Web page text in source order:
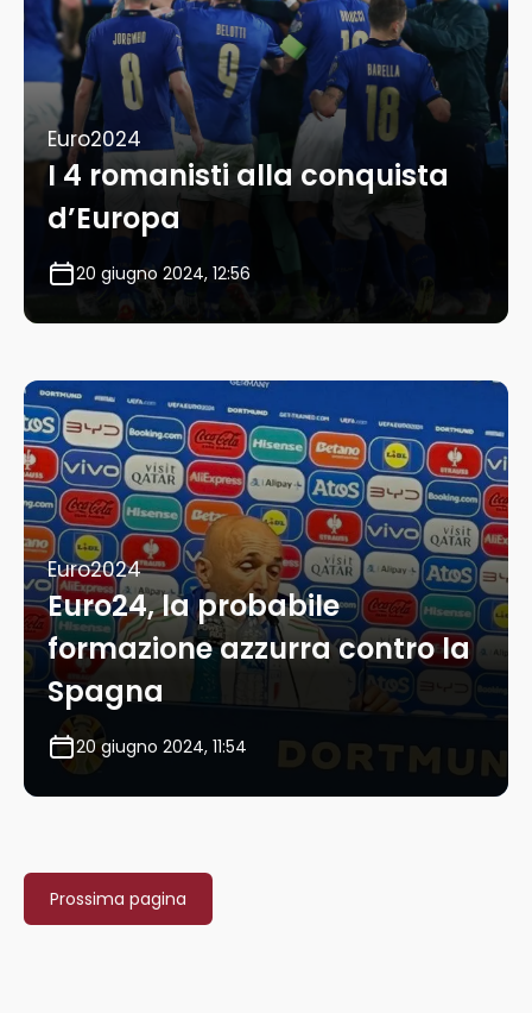
Euro2024
I 4 romanisti alla conquista
d’Europa
20 giugno 2024, 12:56
Euro2024
Euro24, la probabile
formazione azzurra contro la
Spagna
20 giugno 2024, 11:54
Prossima pagina